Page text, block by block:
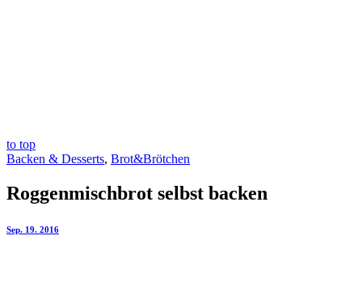
to top
Backen & Desserts, Brot&Brötchen
Roggenmischbrot selbst backen
Sep. 19. 2016